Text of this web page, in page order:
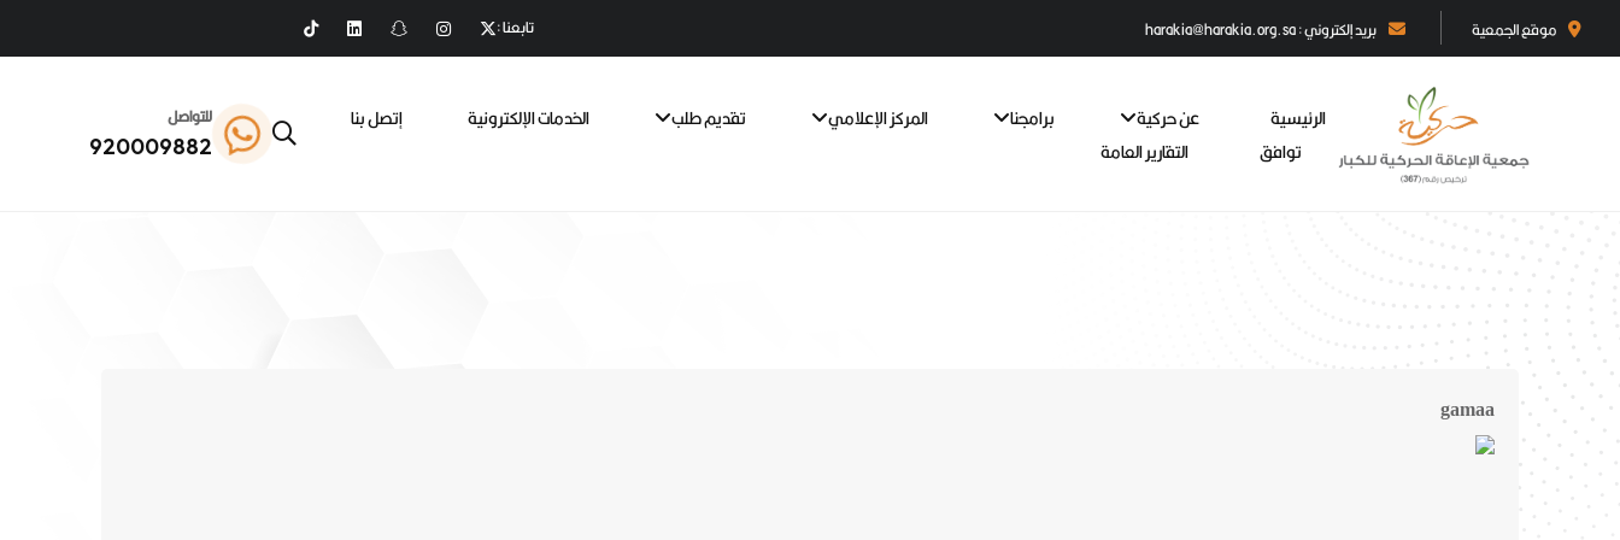
موقع الجمعية بريد إلكتروني : harakia@harakia.org.sa تابعنا :
الرئيسية عن حركية برامجنا المركز الإعلامي تقديم طلب الخدمات الإلكترونية
إتصل بنا
توافق
التقارير العامة
للتواصل
920009882
gamaa